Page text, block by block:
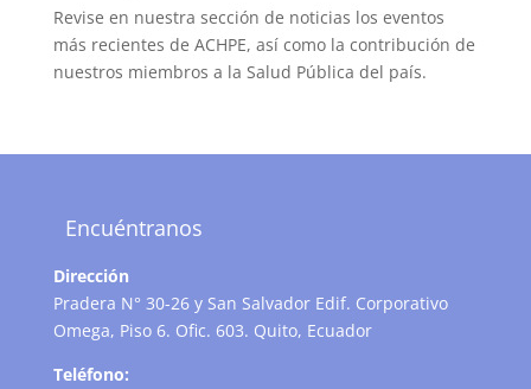
Revise en nuestra sección de noticias los eventos
más recientes de ACHPE, así como la contribución de
nuestros miembros a la Salud Pública del país.
Encuéntranos
Dirección
Pradera N° 30-26 y San Salvador Edif. Corporativo
Omega, Piso 6. Ofic. 603. Quito, Ecuador
Teléfono: